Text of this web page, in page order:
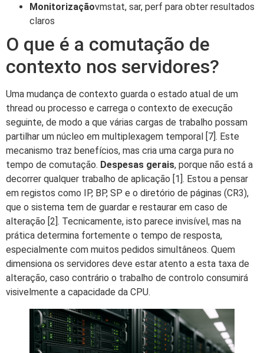
Monitorizaçãovmstat, sar, perf para obter resultados
claros
O que é a comutação de
contexto nos servidores?
Uma mudança de contexto guarda o estado atual de um
thread ou processo e carrega o contexto de execução
seguinte, de modo a que várias cargas de trabalho possam
partilhar um núcleo em multiplexagem temporal [7]. Este
mecanismo traz benefícios, mas cria uma carga pura no
tempo de comutação. Despesas gerais, porque não está a
decorrer qualquer trabalho de aplicação [1]. Estou a pensar
em registos como IP, BP, SP e o diretório de páginas (CR3),
que o sistema tem de guardar e restaurar em caso de
alteração [2]. Tecnicamente, isto parece invisível, mas na
prática determina fortemente o tempo de resposta,
especialmente com muitos pedidos simultâneos. Quem
dimensiona os servidores deve estar atento a esta taxa de
alteração, caso contrário o trabalho de controlo consumirá
visivelmente a capacidade da CPU.